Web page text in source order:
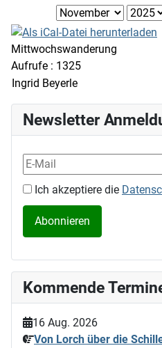
Mittwochswanderung
Aufrufe : 1325
Ingrid Beyerle
Newsletter
Ich akzeptiere die
Kommende
16 Aug. 2026
Von Lorch über die